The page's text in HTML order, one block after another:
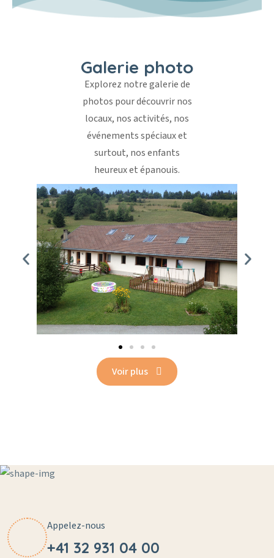
Galerie photo
Explorez notre galerie de
photos pour découvrir nos
locaux, nos activités, nos
événements spéciaux et
surtout, nos enfants
heureux et épanouis.
Voir plus
Appelez-nous
+41 32 931 04 00